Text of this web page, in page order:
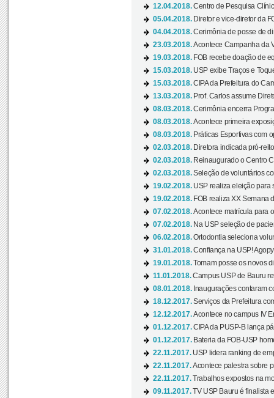
12.04.2018.Centro de Pesquisa
05.04.2018. Diretor e vice-diretor da
04.04.2018.Cerimônia de posse de
23.03.2018.Acontece Campanha da
19.03.2018. FOB recebe doação de
15.03.2018. USP exibe Traços e
15.03.2018.CIPA da Prefeitura do
13.03.2018. Prof. Carlos assume
08.03.2018.Cerimônia encerra
08.03.2018.Acontece primeira
08.03.2018. Práticas Esportivas com
02.03.2018. Diretora indicada pró-
02.03.2018. Reinaugurado o Centro
02.03.2018.Seleção de voluntários
19.02.2018. USP realiza eleição para
19.02.2018. FOB realiza XX Semana
07.02.2018.Acontece matrícula para
07.02.2018. Na USP seleção de
06.02.2018.Ortodontia seleciona
31.01.2018.Confiança na USP!
19.01.2018.Tomam posse os novos
11.01.2018.Campus USP de Bauru
08.01.2018. Inaugurações contaram
18.12.2017.Serviços da Prefeitura
12.12.2017.Acontece no campus IV
01.12.2017.CIPA da PUSP-B lança
01.12.2017. Bateria da FOB-USP
22.11.2017. USP lidera ranking de
22.11.2017.Acontece palestra sobre
22.11.2017.Trabalhos expostos na
09.11.2017.TV USP Bauru é finalista